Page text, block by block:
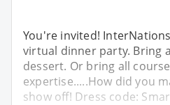
You're invited!
virtual dinner party. Bring
dessert. Or bring all
expertise.....How did you
show off! Dress code: